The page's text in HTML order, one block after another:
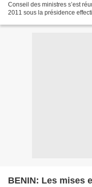
Conseil des ministres s’est
2011 sous la présidence
BENIN: Les mises